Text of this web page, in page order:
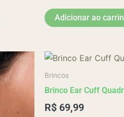
Adicionar ao
Brincos
Brinco Ear Cuff
R$ 69,99